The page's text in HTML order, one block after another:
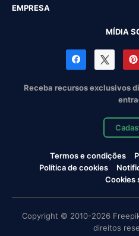
EMPRESA
MÍDIA
Receba recursos exclusivos
Termos e condições
Política de cookies
Cookies
Copyright © 2010-2026
direitos